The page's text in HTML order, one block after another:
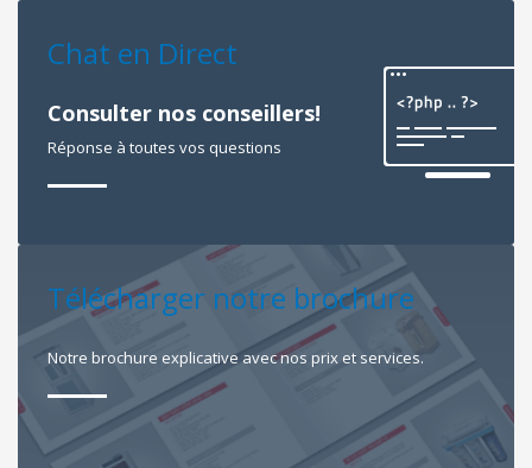
Chat en Direct
Consulter nos conseillers!
Réponse à toutes vos questions
Télécharger notre brochure
Notre brochure explicative avec nos prix et services.